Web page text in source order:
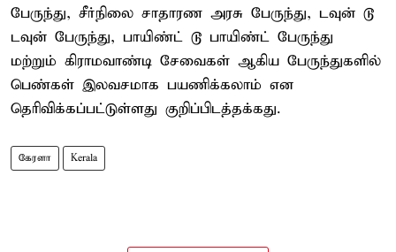
பேருந்து, சீர்நிலை சாதாரண அரசு பேருந்து, டவுன் டூ
டவுன் பேருந்து, பாயிண்ட் டூ பாயிண்ட் பேருந்து
மற்றும் கிராமவாண்டி சேவைகள் ஆகிய பேருந்துகளில்
பெண்கள் இலவசமாக பயணிக்கலாம் என
தெரிவிக்கப்பட்டுள்ளது குறிப்பிடத்தக்கது.
கேரளா Kerala